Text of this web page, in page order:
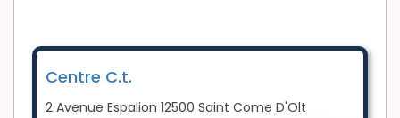
Centre C.t.
2 Avenue Espalion 12500 Saint Come D'Olt